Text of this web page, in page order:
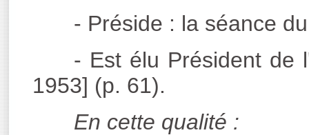
- Préside : la séance
- Est élu Président de
1953] (p. 61).
En cette qualité :